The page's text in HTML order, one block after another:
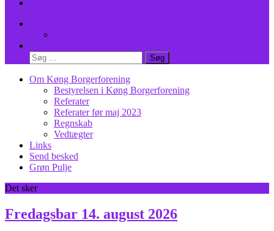
Søg
efter:
Om Køng Borgerforening
Bestyrelsen i Køng Borgerforening
Referater
Referater før maj 2023
Regnskab
Vedtægter
Links
Send besked
Grøn Pulje
Det sker
Fredagsbar 14. august 2026